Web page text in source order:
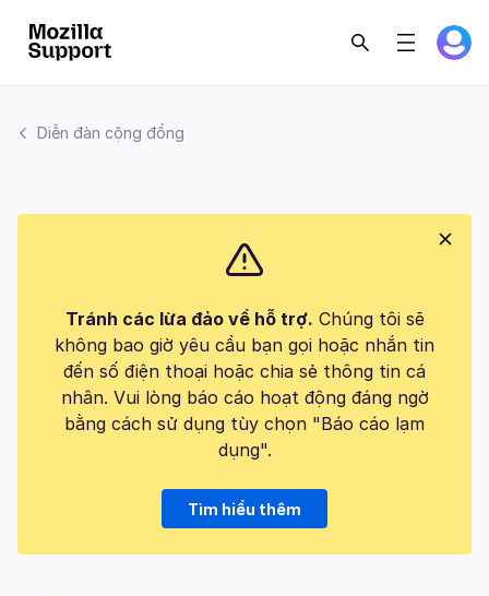
Diễn đàn cộng đồng
Tránh các lừa đảo về hỗ trợ. Chúng tôi sẽ
không bao giờ yêu cầu bạn gọi hoặc nhắn tin
đến số điện thoại hoặc chia sẻ thông tin cá
nhân. Vui lòng báo cáo hoạt động đáng ngờ
bằng cách sử dụng tùy chọn "Báo cáo lạm
dụng".
Tìm hiểu thêm